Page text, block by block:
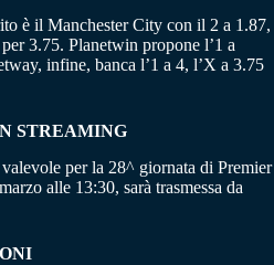
è il Manchester City con il 2 a 1.87,
3.75. Planetwin propone l’1 a
infine, banca l’1 a 4, l’X a 3.75
STREAMING
per la 28^ giornata di Premier
alle 13:30, sarà trasmessa da